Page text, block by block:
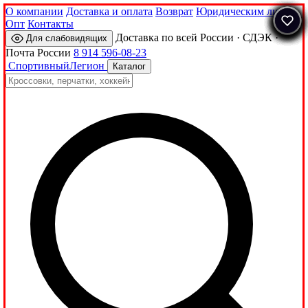
О компании Доставка и оплата Возврат Юридическим лицам
Опт Контакты
Для слабовидящих
Доставка по всей России · СДЭК ·
Почта России 8 914 596-08-23
СпортивныйЛегион Каталог